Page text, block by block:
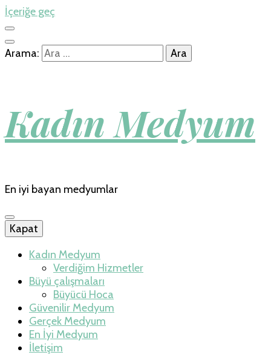
İçeriğe geç
Arama:
Kadın Medyum
En iyi bayan medyumlar
Kapat
Kadın Medyum
Verdiğim Hizmetler
Büyü çalışmaları
Büyücü Hoca
Güvenilir Medyum
Gerçek Medyum
En İyi Medyum
İletişim